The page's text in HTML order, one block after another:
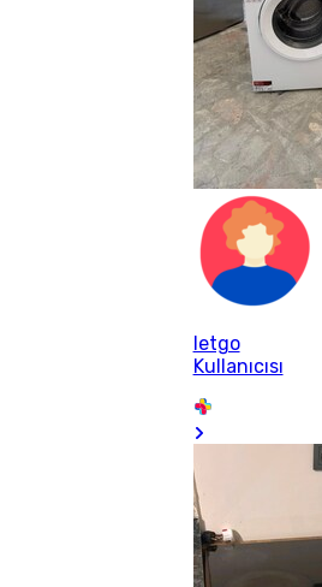
letgo
Kullanıcısı